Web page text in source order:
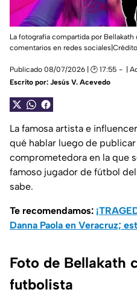
La fotografía compartida por
comentarios en redes
Publicado 08/07/2026 | 🕑 17:55 |
Escrito por: Jesús V. Acevedo
La famosa artista e influencer
qué hablar luego de
comprometedora en la que
famoso jugador de fútbol
sabe.
Te recomendamos:
Danna Paola en Veracruz;
Foto de Bellakath
futbolista